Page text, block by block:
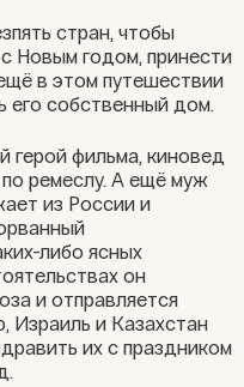
стран, чтобы
Новым годом,принести
в этом путешествии
его собственный дом.
герой фильма, киновед
ремеслу. А ещё муж
из Россиии
либо ясных
он
и отправляется
Израиль и Казахстан
их с праздником